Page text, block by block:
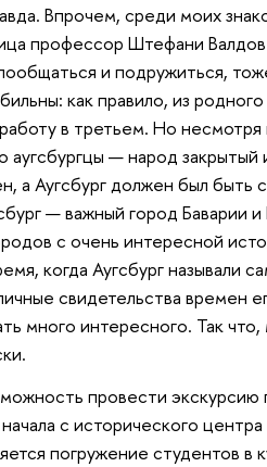
Впрочем, среди моих
профессор Штефани
и подружиться,
как правило, из
в третьем. Но
аугсбургцы — народ
а Аугсбург должен был быть
— важный город Баварии
с очень интересной
когда Аугсбург называли
свидетельства времен
много интересного. Так
провести экскурсию
с исторического
погружение студентов в